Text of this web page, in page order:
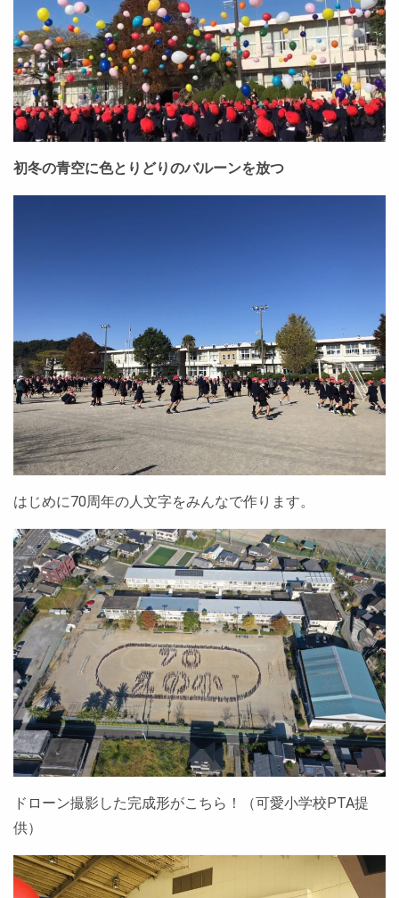
初冬の青空に色とりどりのバルーンを放つ
はじめに70周年の人文字をみんなで作ります。
ドローン撮影した完成形がこちら！（可愛小学校PTA提
供）